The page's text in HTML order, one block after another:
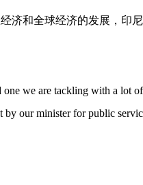
济和全球经济的发展，印
one we are tackling with a lot
by our minister for public